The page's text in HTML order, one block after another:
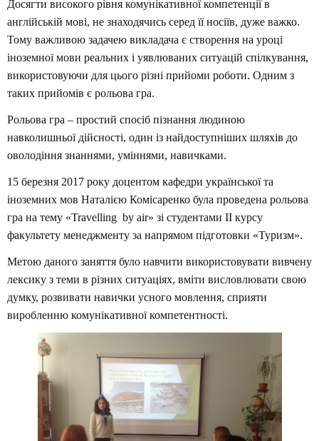
Досягти високого рівня комунікативної компетенції в
англійській мові, не знаходячись серед її носіїв, дуже важко.
Тому важливою задачею викладача є створення на уроці
іноземної мови реальних і уявлюваних ситуацій спілкування,
використовуючи для цього різні прийоми роботи. Одним з
таких прийомів є рольова гра.
Рольова гра – простий спосіб пізнання людиною
навколишньої дійсності, один із найдоступніших шляхів до
оволодіння знаннями, уміннями, навичками.
15 березня 2017 року доцентом кафедри української та
іноземних мов Наталією Комісаренко була проведена рольова
гра на тему «Travelling by air» зі студентами II курсу
факультету менеджменту за напрямом підготовки «Туризм».
Метою даного заняття було навчити використовувати вивчену
лексику з теми в різних ситуаціях, вміти висловлювати свою
думку, розвивати навички усного мовлення, сприяти
виробленню комунікативної компетентності.